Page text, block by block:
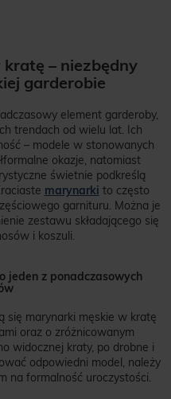
– niezbędny
garderobie
element garderoby,
trendach od wielu lat. Ich
– modele w stonowanych
okazje, natomiast
świetnie podkreślą
marynarki to często
garnituru. Można je
zestawu składającego się
i koszuli.
jeden z ponadczasowych
się marynarki męskie w kratę
oraz o zróżnicowanym
widocznej kraty, po drobne i
odpowiedni model, należy
na formalność uroczystości.